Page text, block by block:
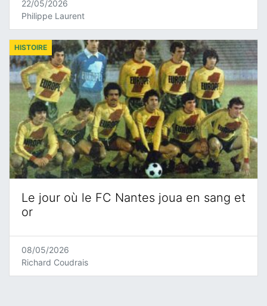
22/05/2026
Philippe Laurent
Le jour où le FC Nantes joua en sang et
or
HISTOIRE
08/05/2026
Richard Coudrais